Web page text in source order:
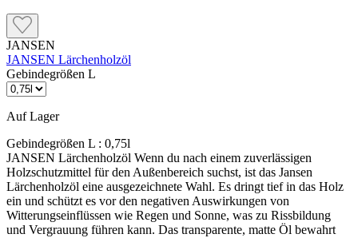
JANSEN
JANSEN Lärchenholzöl
Gebindegrößen L
Auf Lager
Gebindegrößen L : 0,75l
JANSEN Lärchenholzöl Wenn du nach einem zuverlässigen
Holzschutzmittel für den Außenbereich suchst, ist das Jansen
Lärchenholzöl eine ausgezeichnete Wahl. Es dringt tief in das Holz
ein und schützt es vor den negativen Auswirkungen von
Witterungseinflüssen wie Regen und Sonne, was zu Rissbildung
und Vergrauung führen kann. Das transparente, matte Öl bewahrt